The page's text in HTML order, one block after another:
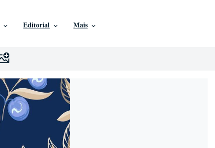
Editorial Mais